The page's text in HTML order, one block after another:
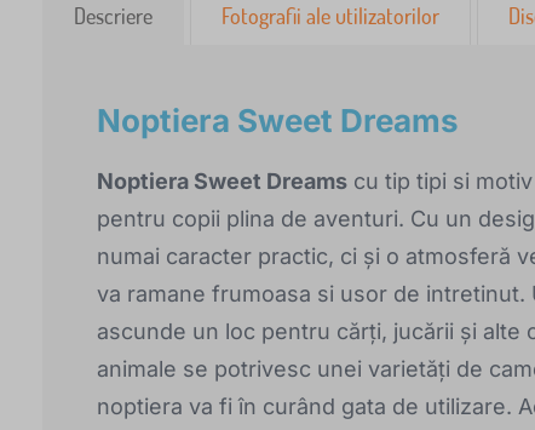
Descriere Fotografii ale utilizatorilor
Noptiera Sweet Dreams
Noptiera Sweet Dreams cu tip tipi si
pentru copii plina de aventuri. Cu un
numai caracter practic, ci și o atmosferă
va ramane frumoasa si usor de
ascunde un loc pentru cărți, jucării și alte
animale se potrivesc unei varietăți de
noptiera va fi în curând gata de utilizare.